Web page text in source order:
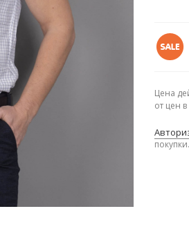
Цена
от цен
покупки.